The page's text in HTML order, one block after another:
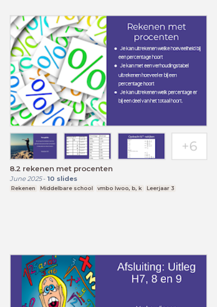
8.2 rekenen met procenten
June 2025- 10 slides
Rekenen Middelbare school vmbo lwoo, b, k Leerjaar 3